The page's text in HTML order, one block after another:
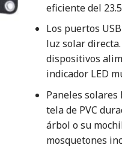
eficiente del
Los puertos
luz solar
dispositivos
indicador LED
Paneles solares
tela de PVC
árbol o su
mosquetones